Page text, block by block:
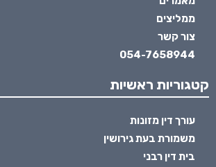
ממליצים
צור קשר
054-7658944
קטגוריות ראשיות
עורך דין מזונות
משמורת בעת גירושין
בית דין רבני